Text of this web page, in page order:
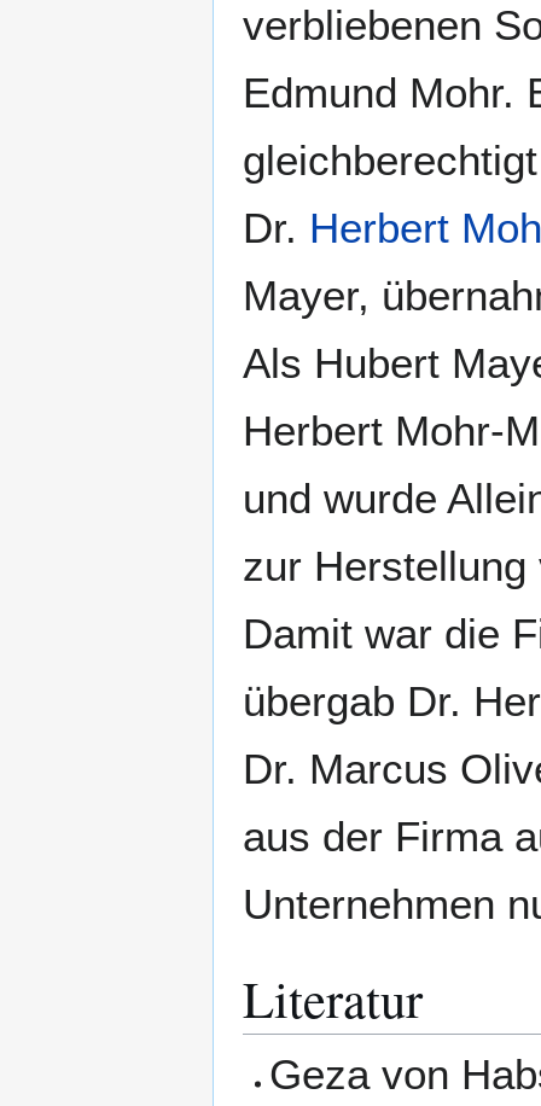
verbliebenen
Edmund Mohr.
Dr. Herbert
Mayer,
Als Hubert
Herbert Mohr-
und wurde
zur
Damit war die
übergab Dr.
Dr. Marcus
aus der Firma
Unternehmen
Literatur
Geza von